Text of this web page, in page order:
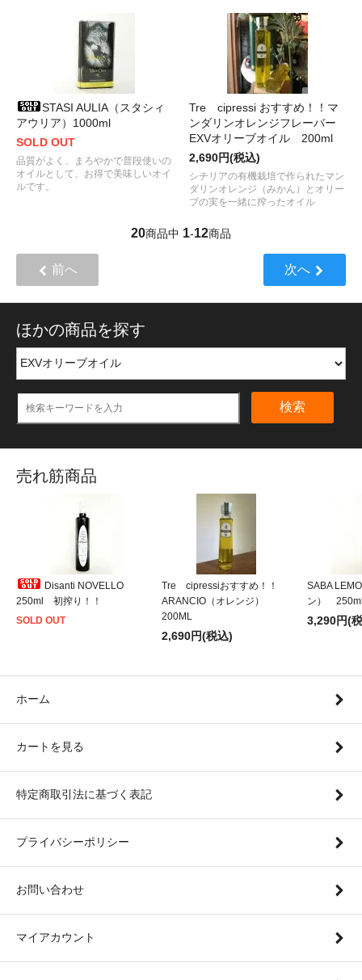
STASI AULIA（スタシィ
アウリア）1000ml
SOLD OUT
品質がよく、まろやかで普段使いの
オイルとして、お得で美味しいオイ
ルです。
Tre cipressi おすすめ！！マ
ンダリンオレンジフレーバー
EXVオリーブオイル 200ml
2,690円(税込)
シチリアの有機栽培で作られたマン
ダリンオレンジ（みかん）とオリー
ブの実を一緒に搾ったオイル
20商品中 1-12商品
前へ 次へ
ほかの商品を探す
検索
売れ筋商品
Disanti NOVELLO
250ml 初搾り！！
SOLD OUT
Tre cipressiおすすめ！！
ARANCIO（オレンジ）
200ML
2,690円(税込)
SABA
ン）
3,290円(
ホーム
カートを見る
特定商取引法に基づく表記
プライバシーポリシー
お問い合わせ
マイアカウント